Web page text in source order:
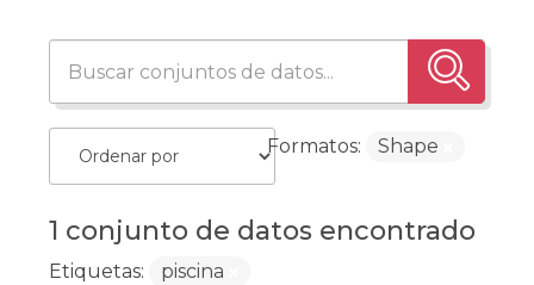
1 conjunto de datos encontrado
Formatos: Shape
Etiquetas: piscina